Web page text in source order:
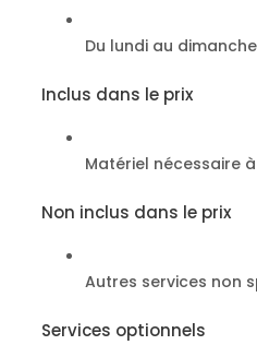
Du lundi au
Inclus dans le prix
Matériel nécessaire
Non inclus dans le prix
Autres services non
Services optionnels